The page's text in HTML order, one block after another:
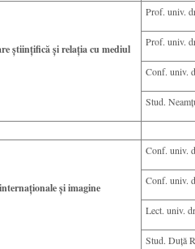
ştiinţifică şi relația cu mediul
Prof. univ.
Prof. univ.
Conf. univ.
Stud.
și imagine
Conf. univ.
Conf. univ.
Lect. univ.
Stud. Duță